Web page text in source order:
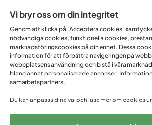
Vi finns i flera
Vi bryr oss om din integritet
Genom att klicka på "Acceptera cookies"
nödvändiga cookies, funktionella cookies,
marknadsföringscookies på din enhet. Dessa
information för att förbättra navigeringen på
webbplatsens användning och bistå i våra
bland annat personaliserade annonser.
samarbetspartners.
Du kan anpassa dina val och läsa mer om cookies